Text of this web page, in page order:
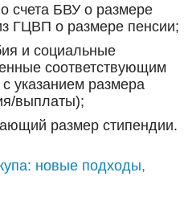
счета БВУ о размере
ГЦВП о размере пенсии;
и социальные
соответствующим
указанием размера
выплаты);
размер стипендии.
новые подходы,